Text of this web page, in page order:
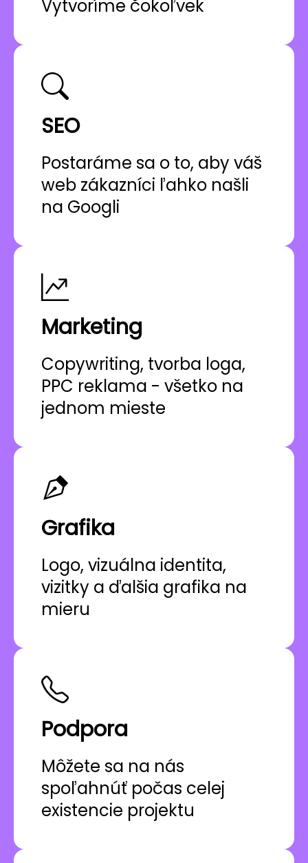
Vytvoríme čokoľvek
SEO
Postaráme sa o to, aby váš
web zákazníci ľahko našli
na Googli
Marketing
Copywriting, tvorba loga,
PPC reklama - všetko na
jednom mieste
Grafika
Logo, vizuálna identita,
vizitky a ďalšia grafika na
mieru
Podpora
Môžete sa na nás
spoľahnúť počas celej
existencie projektu